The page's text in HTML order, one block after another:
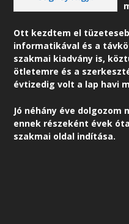
Ott kezdtem el
informatikával és a
szakmai kiadvány is,
ötletemre és a
évtizedig volt a lap havi
Jó néhány éve dolgozom
ennek részeként évek
szakmai oldal indítása.